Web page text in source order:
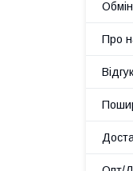
Про